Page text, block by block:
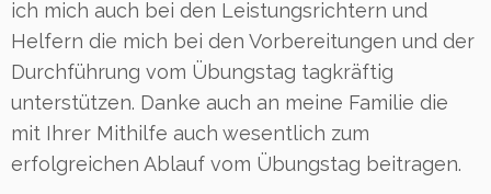
ich mich auch bei den Leistungsrichtern und
Helfern die mich bei den Vorbereitungen und der
Durchführung vom Übungstag tagkräftig
unterstützen. Danke auch an meine Familie die
mit Ihrer Mithilfe auch wesentlich zum
erfolgreichen Ablauf vom Übungstag beitragen.